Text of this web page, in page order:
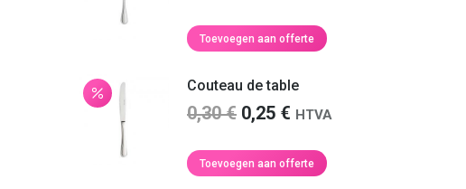
was:
is:
Toevoegen aan offerte
Couteau de table
0,30€ Oorspronkelijke
was:
0,25 € Huidige
is:
HTVA
Toevoegen aan offerte